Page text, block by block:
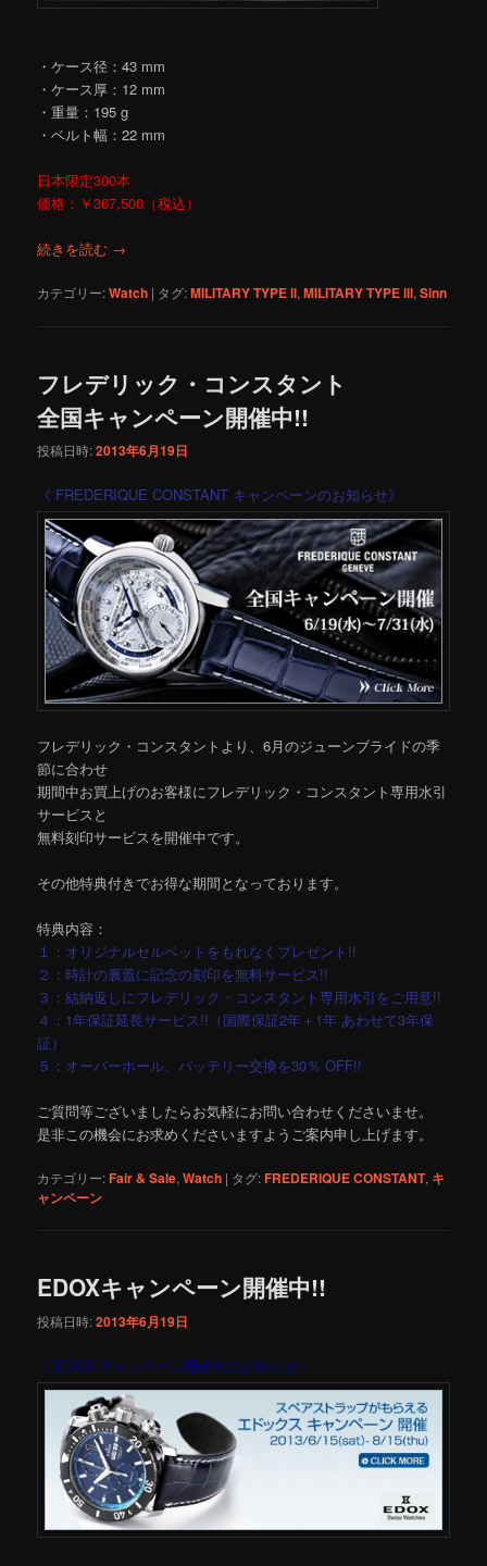
・ケース径：43 mm
・ケース厚：12 mm
・重量：195 g
・ベルト幅：22 mm
日本限定300本
価格：￥367,500（税込）
続きを読む →
カテゴリー:Watch | タグ:MILITARY TYPE ll,MILITARY TYPE lll,Sinn
フレデリック・コンスタント
全国キャンペーン開催中!!
投稿日時:2013年6月19日
《 FREDERIQUE CONSTANT キャンペーンのお知らせ》
フレデリック・コンスタントより、6月のジューンブライドの季
節に合わせ
期間中お買上げのお客様にフレデリック・コンスタント専用水引
サービスと
無料刻印サービスを開催中です。
その他特典付きでお得な期間となっております。
特典内容：
１：オリジナルセルベットをもれなくプレゼント!!
２：時計の裏蓋に記念の刻印を無料サービス!!
３：結納返しにフレデリック・コンスタント専用水引をご用意!!
４：1年保証延長サービス!!（国際保証2年＋1年 あわせて3年保
証）
５：オーバーホール、バッテリー交換を30％ OFF!!
ご質問等ございましたらお気軽にお問い合わせくださいませ。
是非この機会にお求めくださいますようご案内申し上げます。
カテゴリー:Fair & Sale,Watch | タグ:FREDERIQUE CONSTANT, キ
ャンペーン
EDOXキャンペーン開催中!!
投稿日時:2013年6月19日
《 EDOX キャンペーン開催中のお知らせ》